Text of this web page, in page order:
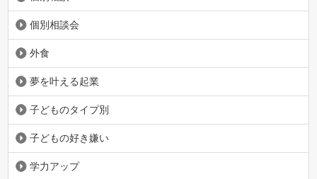
個別相談会
外食
夢を叶える起業
子どものタイプ別
子どもの好き嫌い
学力アップ